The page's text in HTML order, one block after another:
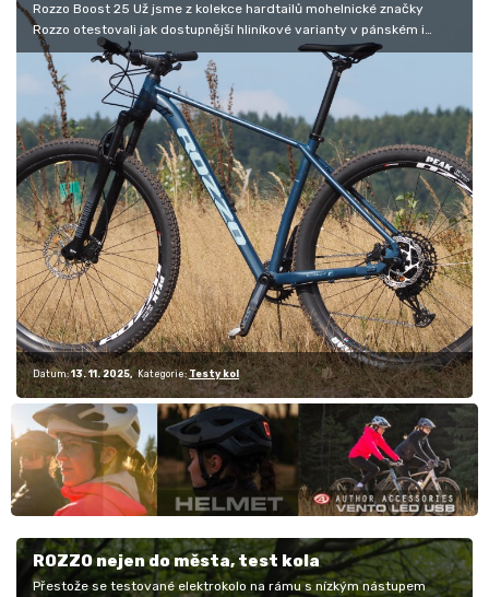
Rozzo Boost 25 Už jsme z kolekce hardtailů mohelnické značky
Rozzo otestovali jak dostupnější hliníkové varianty v pánském i
dámském…
Datum: 13. 11. 2025 Kategorie: Testy kol
ROZZO nejen do města, test kola
Přestože se testované elektrokolo na rámu s nízkým nástupem